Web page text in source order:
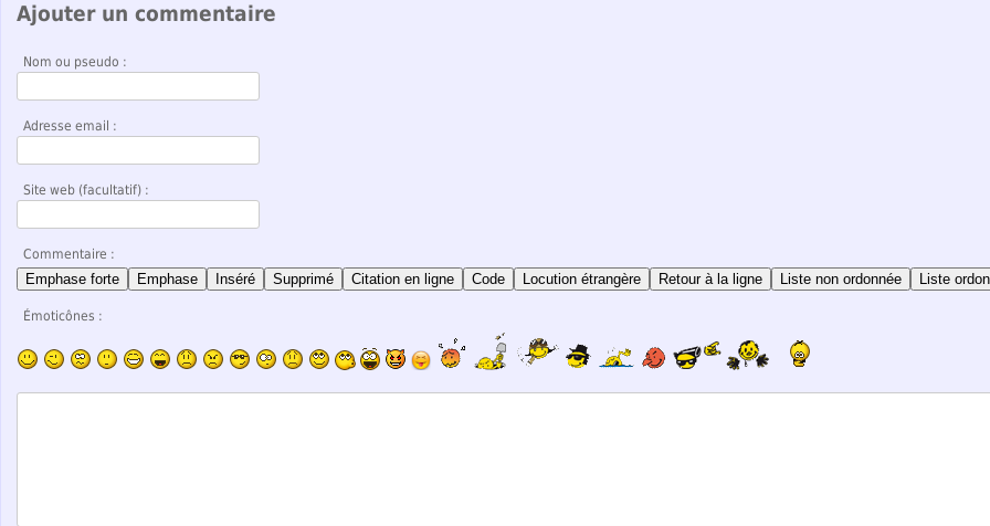
Ajouter un commentaire
Nom ou pseudo :
Adresse email :
Site web (facultatif) :
Commentaire :
Emphase forte Emphase Inséré Supprimé Citation en ligne Code Locution étrangère Retour à la ligne Liste non ordonnée Liste
Émoticônes :